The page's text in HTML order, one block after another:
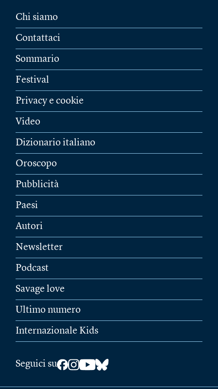
Chi siamo
Contattaci
Sommario
Festival
Privacy e cookie
Video
Dizionario italiano
Oroscopo
Pubblicità
Paesi
Autori
Newsletter
Podcast
Savage love
Ultimo numero
Internazionale Kids
Seguici su